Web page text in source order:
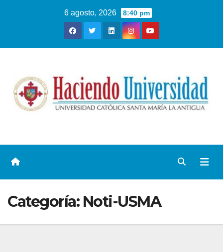
6 agosto, 2026 8:40 pm
Categoría: Noti-USMA